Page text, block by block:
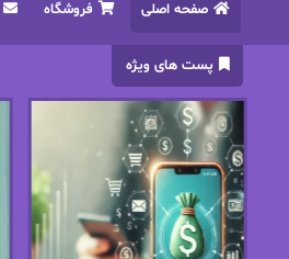
صفحه اصلی فروشگاه
پست های ویژه